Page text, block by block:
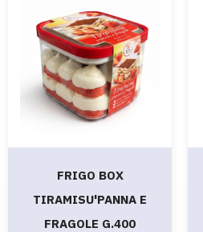
FRIGO BOX
TIRAMISU'PANNA E
FRAGOLE G.400